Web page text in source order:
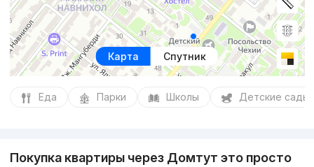
Карта Спутник
Еда Парки Школы Детские сады
Покупка квартиры через Домтут это просто